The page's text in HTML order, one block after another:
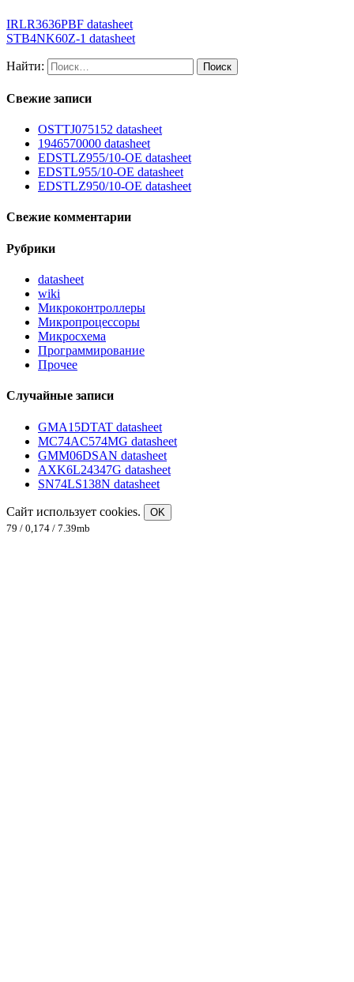
IRLR3636PBF datasheet
STB4NK60Z-1 datasheet
Найти:
Свежие записи
OSTTJ075152 datasheet
1946570000 datasheet
EDSTLZ955/10-OE datasheet
EDSTL955/10-OE datasheet
EDSTLZ950/10-OE datasheet
Свежие комментарии
Рубрики
datasheet
wiki
Микроконтроллеры
Микропроцессоры
Микросхема
Программирование
Прочее
Случайные записи
GMA15DTAT datasheet
MC74AC574MG datasheet
GMM06DSAN datasheet
AXK6L24347G datasheet
SN74LS138N datasheet
Сайт использует cookies.
OK
79 / 0,174 / 7.39mb